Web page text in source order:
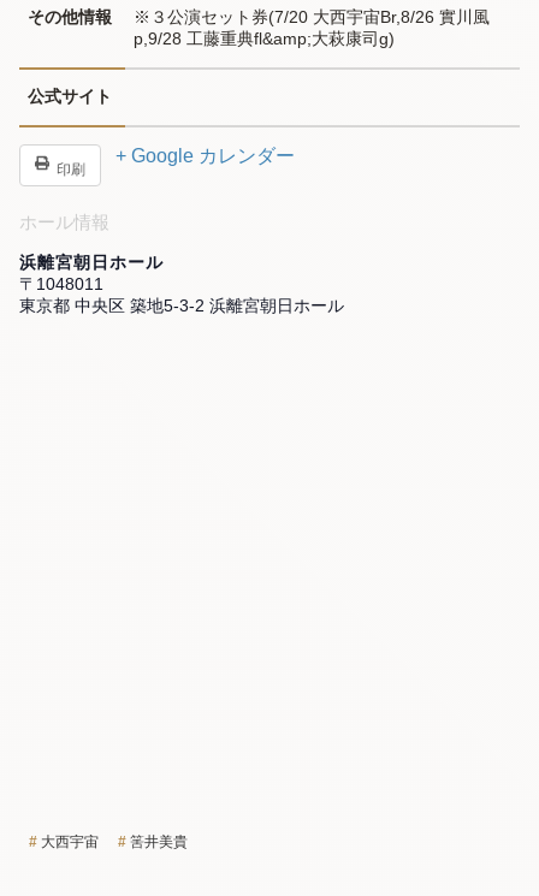
その他情報
※３公演セット券(7/20 大西宇宙Br,8/26 實川風
p,9/28 工藤重典fl&amp;大萩康司g)
公式サイト
印刷
+ Google カレンダー
ホール情報
浜離宮朝日ホール
〒1048011
東京都 中央区 築地5-3-2 浜離宮朝日ホール
大西宇宙 筈井美貴